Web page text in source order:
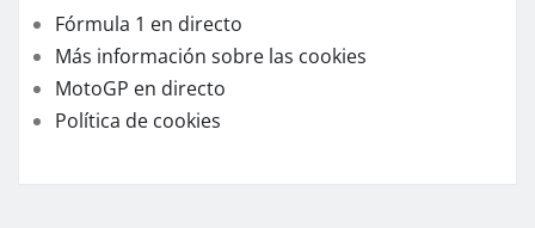
Fórmula 1 en directo
Más información sobre las cookies
MotoGP en directo
Política de cookies